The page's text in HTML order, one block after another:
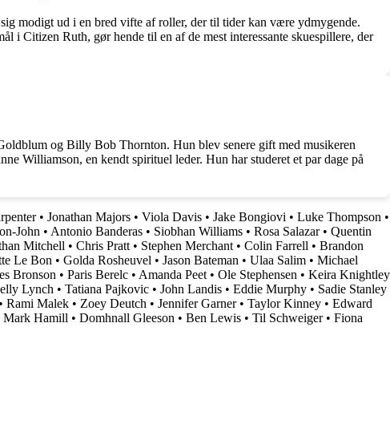
modigt ud i en bred vifte af roller, der til tider kan være ydmygende.
i Citizen Ruth, gør hende til en af de mest interessante skuespillere, der
og Billy Bob Thornton. Hun blev senere gift med musikeren
Williamson, en kendt spirituel leder. Hun har studeret et par dage på
• Jonathan Majors • Viola Davis • Jake Bongiovi • Luke Thompson •
John • Antonio Banderas • Siobhan Williams • Rosa Salazar• Quentin
Mitchell • Chris Pratt • Stephen Merchant • Colin Farrell • Brandon
Le Bon • Golda Rosheuvel • Jason Bateman • Ulaa Salim • Michael
Bronson • Paris Berelc • Amanda Peet • Ole Stephensen • Keira Knightley
Lynch • Tatiana Pajkovic • John Landis • Eddie Murphy • Sadie Stanley
• Rami Malek • Zoey Deutch • Jennifer Garner• Taylor Kinney • Edward
Mark Hamill • Domhnall Gleeson • Ben Lewis • Til Schweiger• Fiona